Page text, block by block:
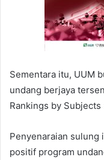
Sementara itu, UUM
undang berjaya
Rankings by
Penyenaraian sulung
positif program